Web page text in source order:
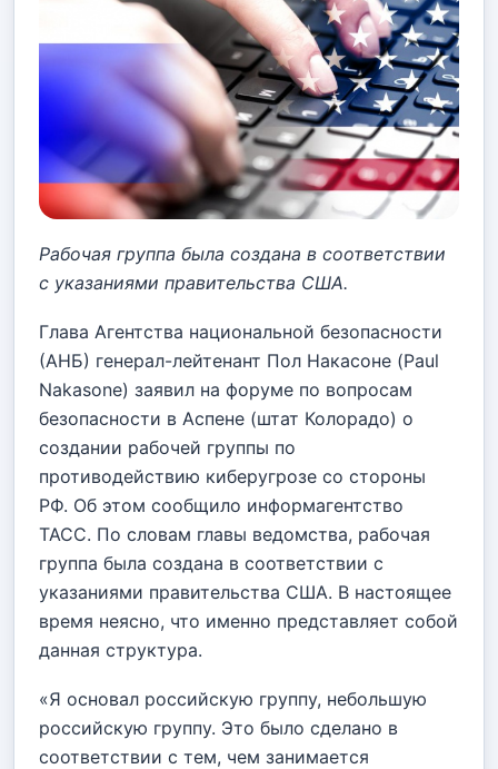
Рабочая группа была создана в соответствии
с указаниями правительства США.
Глава Агентства национальной безопасности
(АНБ) генерал-лейтенант Пол Накасоне (Paul
Nakasone) заявил на форуме по вопросам
безопасности в Аспене (штат Колорадо) о
создании рабочей группы по
противодействию киберугрозе со стороны
РФ. Об этом сообщило информагентство
ТАСС. По словам главы ведомства, рабочая
группа была создана в соответствии с
указаниями правительства США. В настоящее
время неясно, что именно представляет собой
данная структура.
«Я основал российскую группу, небольшую
российскую группу. Это было сделано в
соответствии с тем, чем занимается